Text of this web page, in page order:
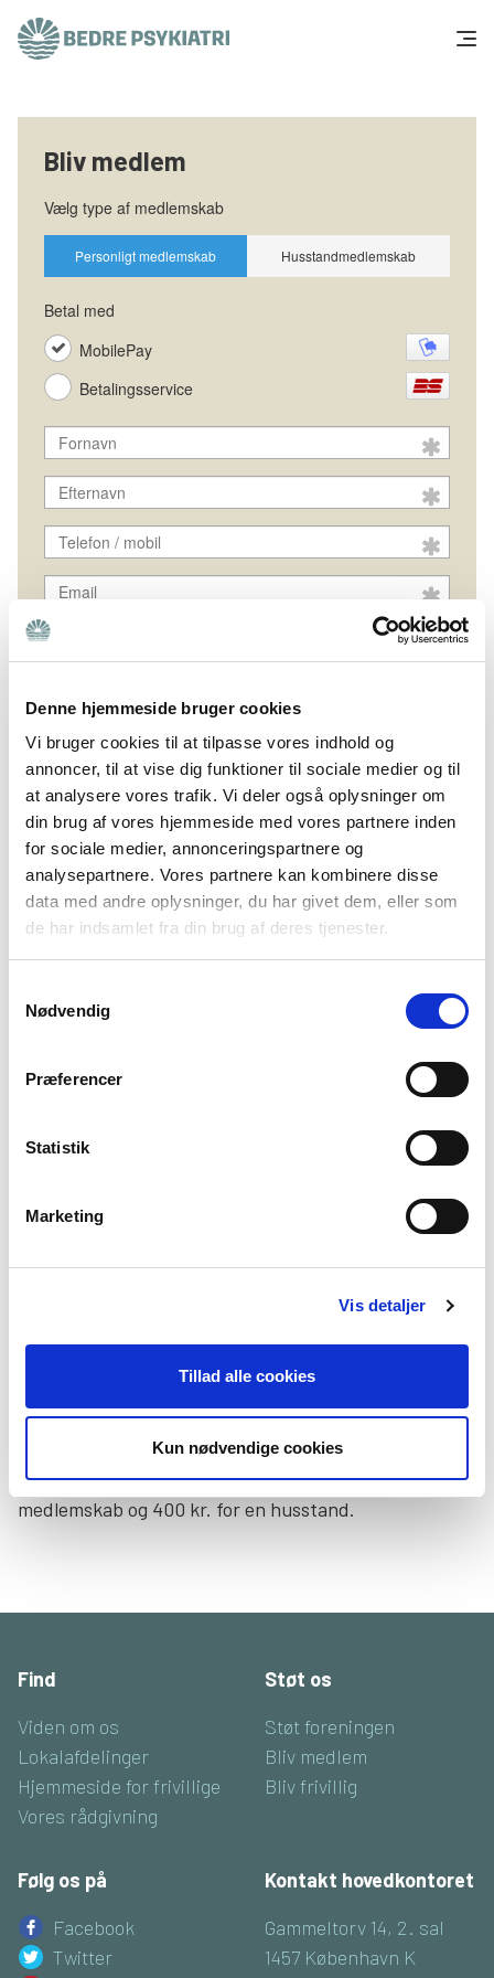
Denne hjemmeside bruger cookies
Vi bruger cookies til at tilpasse vores indhold og
annoncer, til at vise dig funktioner til sociale medier og til
at analysere vores trafik. Vi deler også oplysninger om
din brug af vores hjemmeside med vores partnere inden
for sociale medier, annonceringspartnere og
analysepartnere. Vores partnere kan kombinere disse
data med andre oplysninger, du har givet dem, eller som
de har indsamlet fra din brug af deres tjenester.
Nødvendig
Præferencer
Statistik
Marketing
Vis detaljer
Tillad alle cookies
Kun nødvendige cookies
Tal og fakta
Om os
Presse og politik
Støt os
Søg
Bliv medlem og få vores nye håndbog for
helt gratis samtidig med, at du støtter kampen for
betalingsservice eller en MobilePay-aftale.
Det koster 250 kr. om året for et personligt
medlemskab og 400 kr. for en husstand.
Bliv medlem
Find
Viden om os
Lokalafdelinger
Hjemmeside for frivillige
Vores rådgivning
Støt os
Støt foreningen
Bliv medlem
Bliv frivillig
Følg os på
Facebook
Twitter
Kontakt hovedkontoret
Gammeltorv 14, 2. sal
1457 København K